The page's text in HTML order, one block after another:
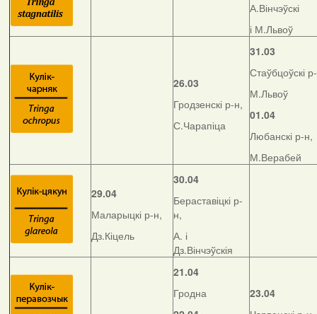
А.Вінчэўскі
і М.Львоў
26.03
Гродзенскі р-н,
С.Чарапіца
31.03
Стаўбцоўскі
М.Львоў
01.04
Любанскі р-н,
М.Верабей
29.04
Маларыцкі р-н,
Дз.Кіцель
30.04
Бераставіцкі р-
н,
А. і
Дз.Вінчэўскія
21.04
Гродна
23.04